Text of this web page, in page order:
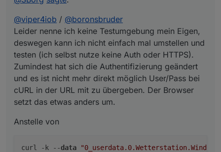
der URL mit zu übergeben. Der Browser setzt das etwas
anders um.
müsste eigentlich ein
funktionieren.
@viper4iob / @boronsbruder
Leider nenne ich keine Testumgebung mein Eigen,
deswegen kann ich nicht einfach mal umstellen und
testen (ich selbst nutze keine Auth oder HTTPS).
Zumindest hat sich die Authentifizierung geändert
und es ist nicht mehr direkt möglich User/Pass bei
cURL in der URL mit zu übergeben. Der Browser
setzt das etwas anders um.
Anstelle von
curl -k --data